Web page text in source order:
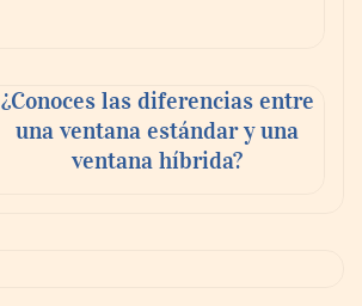
¿Conoces las diferencias entre
una ventana estándar y una
ventana híbrida?